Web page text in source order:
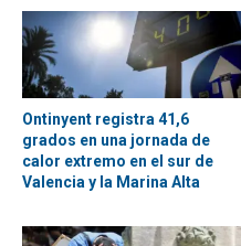
Ontinyent registra 41,6
grados en una jornada de
calor extremo en el sur de
Valencia y la Marina Alta